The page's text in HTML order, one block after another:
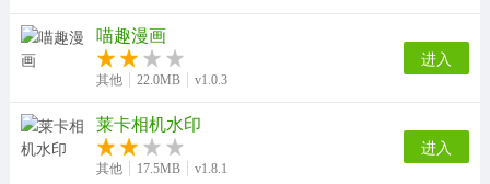
喵趣漫画
其他 22.0MB v1.0.3
进入
莱卡相机水印
其他 17.5MB v1.8.1
进入